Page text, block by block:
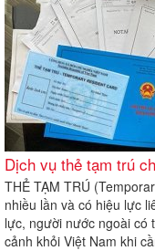
Dịch vụ thẻ tạm trú
THẺ TẠM TRÚ
nhiều lần và có hiệu lực
lực, người nước ngoài có
cảnh khỏi Việt Nam khi